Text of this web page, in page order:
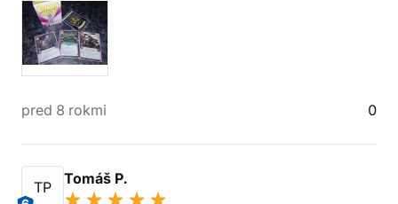
pred 8 rokmi 0
TP Tomáš P.